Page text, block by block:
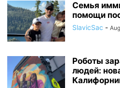
Семья
помощи
SlavicSac -
Роботы
людей: